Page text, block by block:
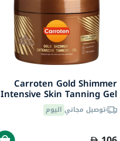
Carroten Gold Shimmer
Intensive Skin Tanning Gel
150mlتوصيل مجاني اليوم